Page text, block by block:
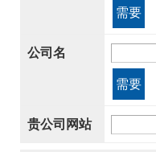
需要
公司名
需要
贵公司网站